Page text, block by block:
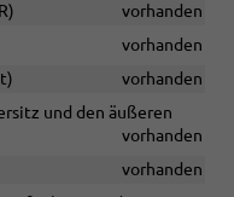
vorhanden
vorhanden
vorhanden
und den äußeren
vorhanden
vorhanden